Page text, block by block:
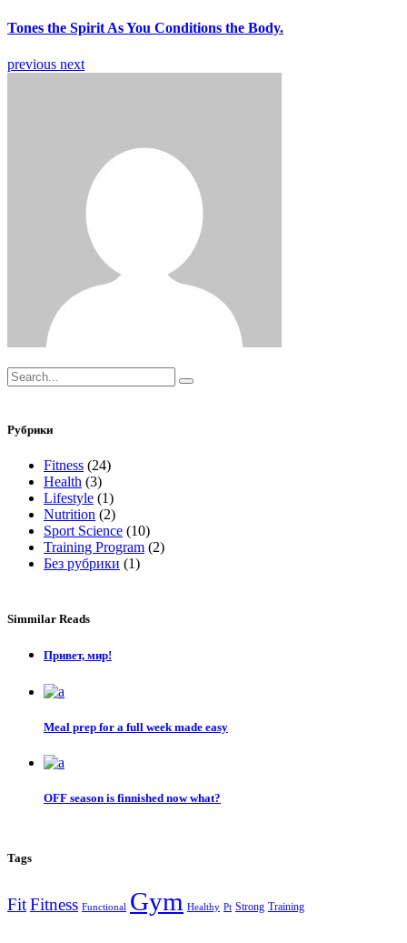
Tones the Spirit As You Conditions the Body.
previous next
Search
for:
Рубрики
Fitness (24)
Health (3)
Lifestyle (1)
Nutrition (2)
Sport Science (10)
Training Program (2)
Без рубрики (1)
Simmilar Reads
Привет, мир!
Meal prep for a full week made easy
OFF season is finnished now what?
Tags
FitFitness Functional Gym Healthy Pt Strong Training